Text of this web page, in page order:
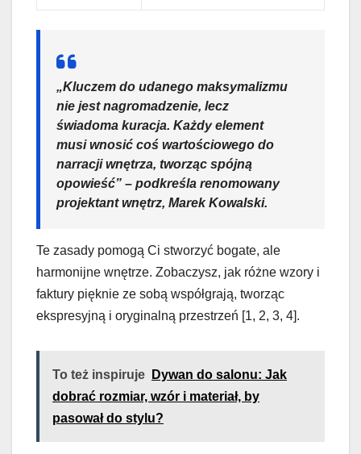
„Kluczem do udanego maksymalizmu
nie jest nagromadzenie, lecz
świadoma kuracja. Każdy element
musi wnosić coś wartościowego do
narracji wnętrza, tworząc spójną
opowieść” – podkreśla renomowany
projektant wnętrz, Marek Kowalski.
Te zasady pomogą Ci stworzyć bogate, ale
harmonijne wnętrze. Zobaczysz, jak różne wzory i
faktury pięknie ze sobą współgrają, tworząc
ekspresyjną i oryginalną przestrzeń [1, 2, 3, 4].
To też inspiruje
Dywan do salonu: Jak
dobrać rozmiar, wzór i materiał, by
pasował do stylu?